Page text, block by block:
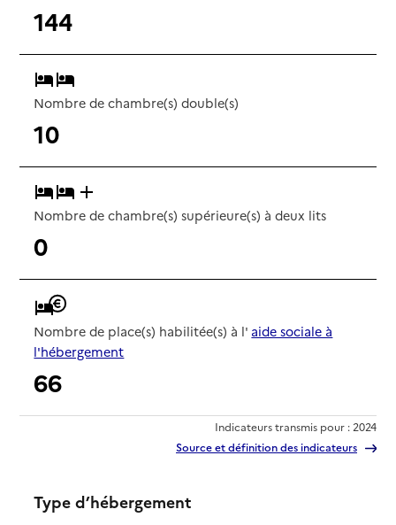
144
Nombre de chambre(s) double(s)
10
Nombre de chambre(s) supérieure(s) à deux lits
0
Nombre de place(s) habilitée(s) à l' aide sociale à
l'hébergement
66
Indicateurs transmis pour : 2024
Source et définition des indicateurs
Type d’hébergement